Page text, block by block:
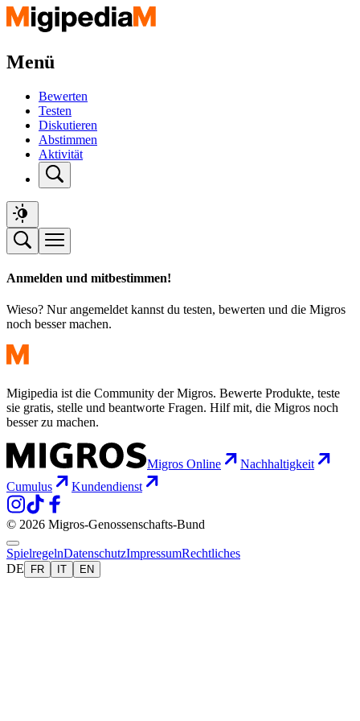
Menü
Bewerten
Testen
Diskutieren
Abstimmen
Aktivität
Anmelden und mitbestimmen!
Wieso? Nur angemeldet kannst du testen, bewerten und die Migros
noch besser machen.
Migipedia ist die Community der Migros. Bewerte Produkte, teste
sie gratis, stelle und beantworte Fragen. Hilf mit, die Migros noch
besser zu machen.
Migros Online
Nachhaltigkeit
Cumulus
Kundendienst
© 2026 Migros-Genossenschafts-Bund
SpielregelnDatenschutzImpressumRechtliches
DE
FR IT EN